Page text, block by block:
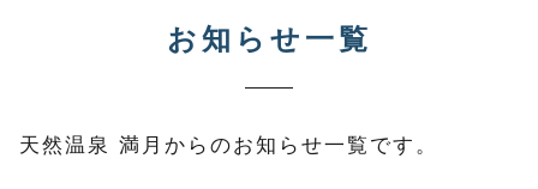
お知らせ一覧
天然温泉 満月からのお知らせ一覧です。